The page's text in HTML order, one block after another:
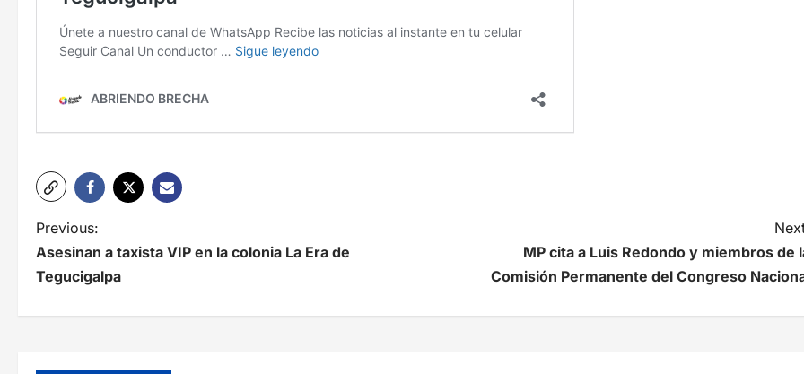
N
a
Previous:
Asesinan a taxista VIP en la colonia La Era de
Tegucigalpa
MP cita a Luis Redondo y miembros de
Comisión Permanente del Congreso